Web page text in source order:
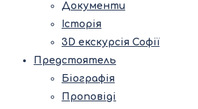
Документи
Історія
3D екскурсія Софії
Предстоятель
Біографія
Проповіді